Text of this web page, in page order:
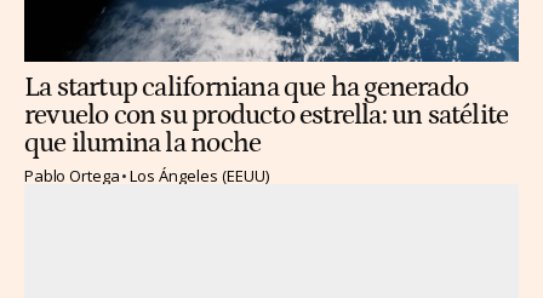
La startup californiana que ha generado
revuelo con su producto estrella: un satélite
que ilumina la noche
Pablo Ortega Los Ángeles (EEUU)